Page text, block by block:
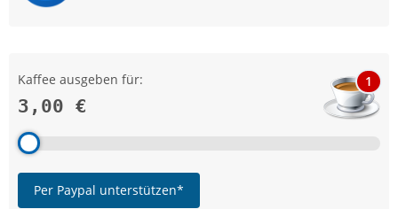
Kaffee ausgeben für:
3,00 €
1
Per Paypal unterstützen*